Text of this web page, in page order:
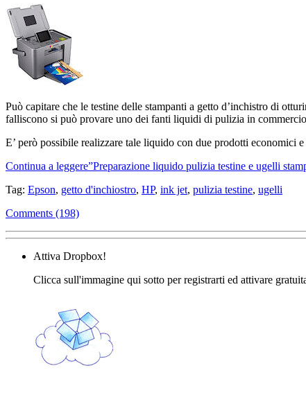
Può capitare che le testine delle stampanti a getto d’inchistro di
falliscono si può provare uno dei fanti liquidi di pulizia in
E’ però possibile realizzare tale liquido con due prodotti economici
Continua a leggere”Preparazione liquido pulizia testine e ugelli
Tag: Epson, getto d'inchiostro, HP, ink jet, pulizia testine, ugelli
Comments (198)
Attiva Dropbox!
Clicca sull'immagine qui sotto per registrarti ed attivare